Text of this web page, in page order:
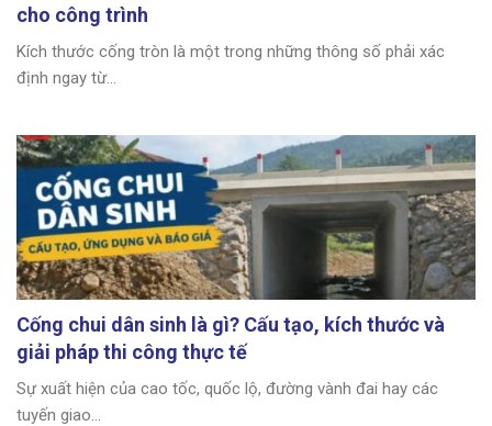
cho công trình
Kích thước cống tròn là một trong những thông số phải xác
định ngay từ...
Cống chui dân sinh là gì? Cấu tạo, kích thước và
giải pháp thi công thực tế
Sự xuất hiện của cao tốc, quốc lộ, đường vành đai hay các
tuyến giao...